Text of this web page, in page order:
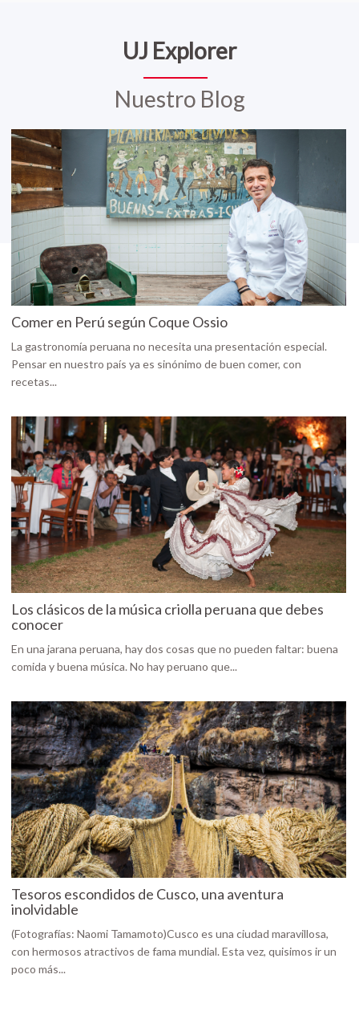
UJ Explorer
Nuestro Blog
Comer en Perú según Coque Ossio
La gastronomía peruana no necesita una presentación especial.
Pensar en nuestro país ya es sinónimo de buen comer, con
recetas...
Los clásicos de la música criolla peruana que debes
conocer
En una jarana peruana, hay dos cosas que no pueden faltar: buena
comida y buena música. No hay peruano que...
Tesoros escondidos de Cusco, una aventura
inolvidable
(Fotografías: Naomi Tamamoto)Cusco es una ciudad maravillosa,
con hermosos atractivos de fama mundial. Esta vez, quisimos ir un
poco más...